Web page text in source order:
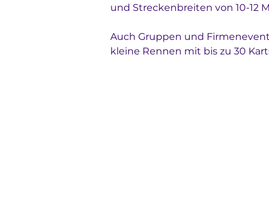
und Streckenbreiten von 10-12
Auch Gruppen und
kleine Rennen mit bis zu 30